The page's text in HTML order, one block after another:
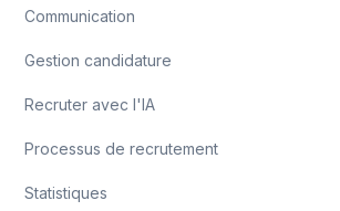
Communication
Gestion candidature
Recruter avec l'IA
Processus de recrutement
Statistiques